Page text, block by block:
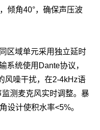
倾角40°，确保声压波
区域单元采用独立延时
系统使用Dante协议，
风噪干扰，在2-4kHz语
测麦克风实时调整。暴
设计使积水率<5%。